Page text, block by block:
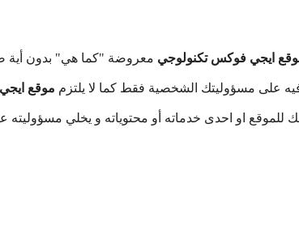
ايجي فوكس تكنولوجي معروضة "كما هي" بدون أية
على مسؤوليتك الشخصية فقط كما لا يلتزم موقع
للموقع او احدى خدماته أو محتوياته و يخلي